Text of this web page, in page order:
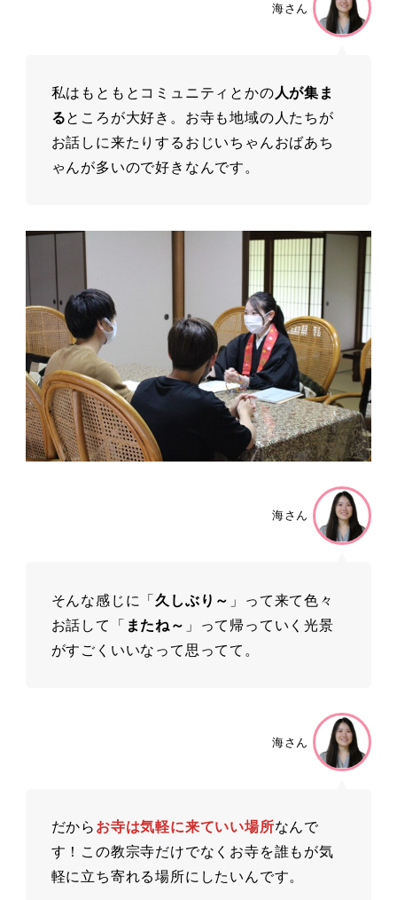
海さん
私はもともとコミュニティとかの人が集ま
るところが大好き。お寺も地域の人たちが
お話しに来たりするおじいちゃんおばあち
ゃんが多いので好きなんです。
海さん
そんな感じに「久しぶり～ 」って来て色々
お話して「 またね～ 」って帰っていく光景
がすごくいいなって思ってて。
海さん
だからお寺は気軽に来ていい場所なんで
す！この教宗寺だけでなくお寺を誰もが気
軽に立ち寄れる場所にしたいんです。